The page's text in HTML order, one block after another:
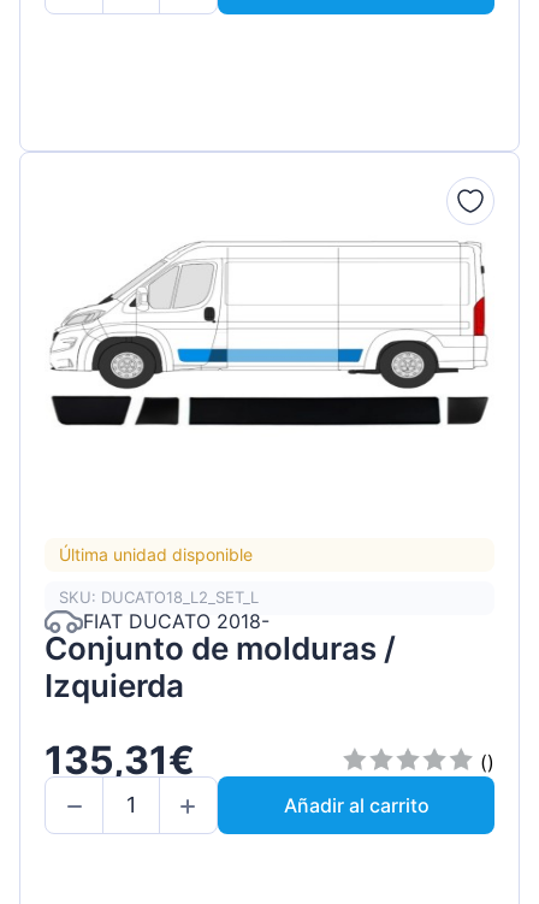
Última unidad disponible
SKU: DUCATO18_L2_SET_L
FIAT DUCATO 2018-
Conjunto de molduras /
Izquierda
135,31€
()
Añadir al carrito